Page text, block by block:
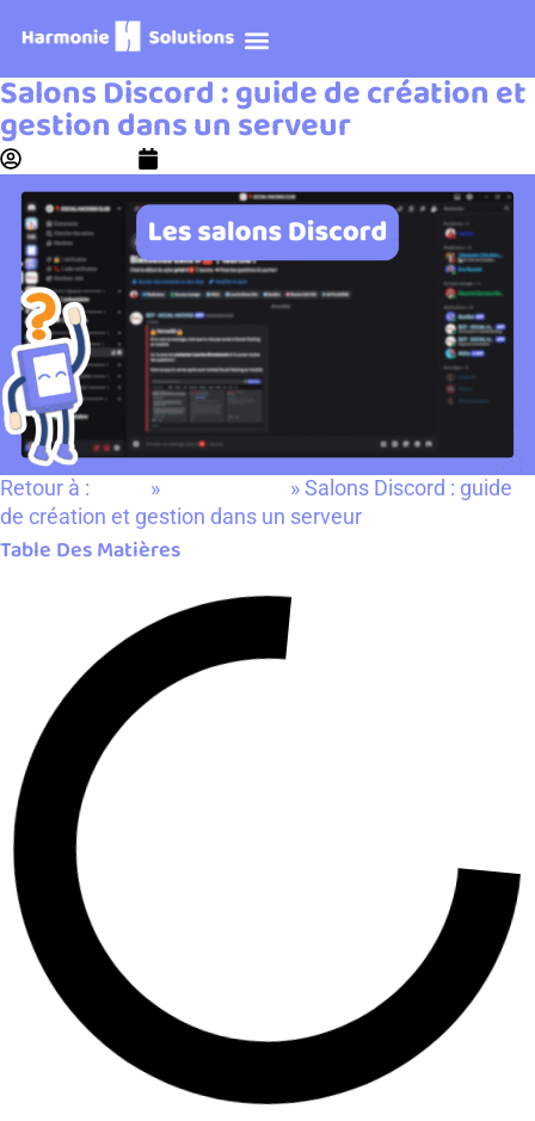
Salons Discord : guide de création et
gestion dans un serveur
Retour à : » »Salons Discord : guide
de création et gestion dans un serveur
Table Des Matières